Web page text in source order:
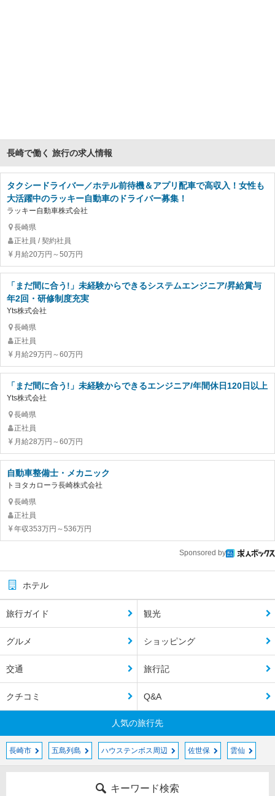
長崎で働く 旅行の求人情報
タクシードライバー／ホテル前待機＆アプリ配車で高収入！女性も
大活躍中のラッキー自動車のドライバー募集！
ラッキー自動車株式会社
長崎県
正社員 / 契約社員
月給20万円～50万円
「まだ間に合う!」未経験からできるシステムエンジニア/昇給賞与
年2回・研修制度充実
Yts株式会社
長崎県
正社員
月給29万円～60万円
「まだ間に合う!」未経験からできるエンジニア/年間休日120日以上
Yts株式会社
長崎県
正社員
月給28万円～60万円
自動車整備士・メカニック
トヨタカローラ長崎株式会社
長崎県
正社員
年収353万円～536万円
Sponsored by
ホテル
旅行ガイド 観光
グルメ ショッピング
交通 旅行記
クチコミ Q&A
人気の旅行先
長崎市 五島列島 ハウステンボス周辺 佐世保 雲仙
キーワード検索